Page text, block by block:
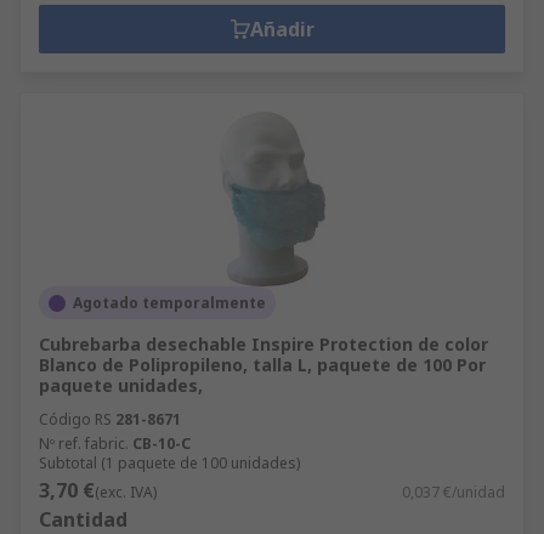
Añadir
Agotado temporalmente
Cubrebarba desechable Inspire Protection de color
Blanco de Polipropileno, talla L, paquete de 100 Por
paquete unidades,
Código RS 281-8671
Nº ref. fabric. CB-10-C
Subtotal (1 paquete de 100 unidades)
3,70 €(exc. IVA) 0,037 €/unidad
Cantidad